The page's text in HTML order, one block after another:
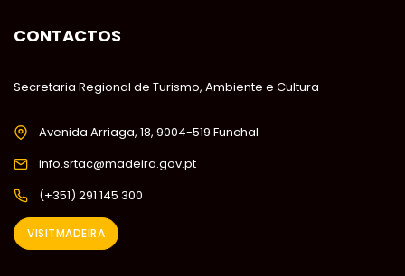
CONTACTOS
Secretaria Regional de Turismo, Ambiente e Cultura
Avenida Arriaga, 18, 9004-519 Funchal
info.srtac@madeira.gov.pt
(+351) 291 145 300
VISITMADEIRA